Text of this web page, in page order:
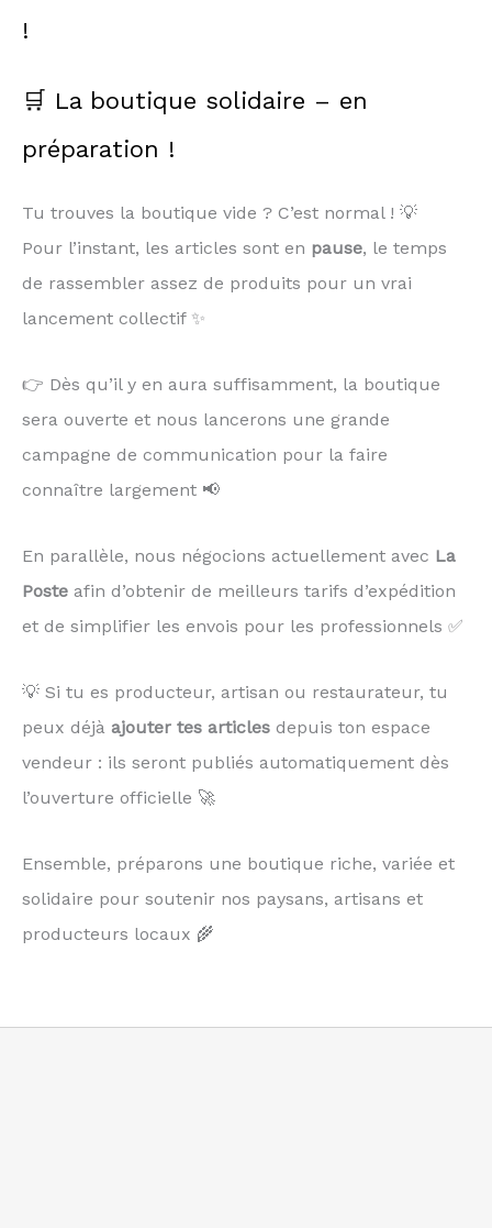
!
🛒 La boutique solidaire – en
préparation !
Tu trouves la boutique vide ? C’est normal ! 💡
Pour l’instant, les articles sont en pause, le temps
de rassembler assez de produits pour un vrai
lancement collectif ✨
👉 Dès qu’il y en aura suffisamment, la boutique
sera ouverte et nous lancerons une grande
campagne de communication pour la faire
connaître largement 📢
En parallèle, nous négocions actuellement avec La
Poste afin d’obtenir de meilleurs tarifs d’expédition
et de simplifier les envois pour les professionnels ✅
💡 Si tu es producteur, artisan ou restaurateur, tu
peux déjà ajouter tes articles depuis ton espace
vendeur : ils seront publiés automatiquement dès
l’ouverture officielle 🚀
Ensemble, préparons une boutique riche, variée et
solidaire pour soutenir nos paysans, artisans et
producteurs locaux 🌾